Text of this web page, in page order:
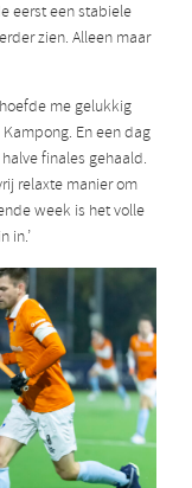
eerst een stabiele
zien. Alleen maar
me gelukkig
En een dag
finales gehaald.
relaxte manier om
week is het volle
in.’